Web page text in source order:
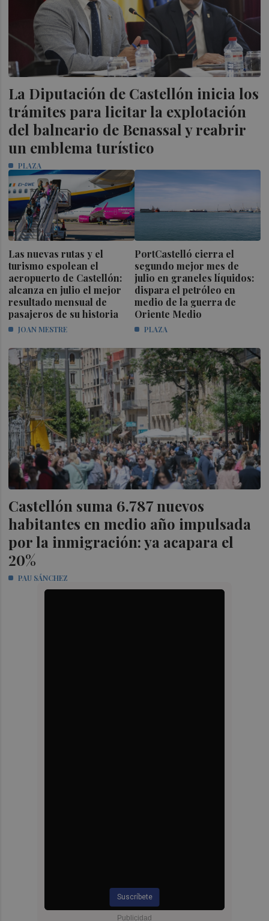
La Diputación de Castellón inicia los
trámites para licitar la explotación
del balneario de Benassal y reabrir
un emblema turístico
PLAZA
Las nuevas rutas y el
turismo espolean el
aeropuerto de Castellón:
alcanza en julio el mejor
resultado mensual de
pasajeros de su historia
JOAN MESTRE
PortCastelló cierra el
segundo mejor mes de
julio en graneles líquidos:
dispara el petróleo en
medio de la guerra de
Oriente Medio
PLAZA
Castellón suma 6.787 nuevos
habitantes en medio año impulsada
por la inmigración: ya acapara el
20%
PAU SÁNCHEZ
Suscríbete